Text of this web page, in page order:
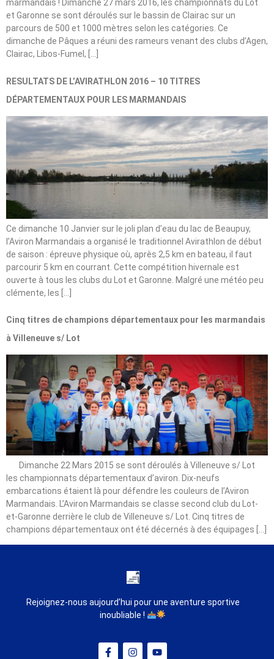
marmandais ! Dimanche 27 mars 2016, les championnats du Lot
et Garonne se sont déroulés sur le bassin de Clairac sur un
parcours de 500 et 1000 mètres selon les catégories. Ce
dimanche de Pâques a réuni des rameurs venant des clubs d’Agen,
Clairac, Libos-Fumel, […]
RESULTATS DE L’AVIRATHLON 2016 – 10 TITRES
DÉPARTEMENTAUX POUR LES MARMANDAIS
Ce dimanche 10 Janvier sur le joli plan d’eau du lac de Beaupuy,
l’Aviron Marmandais a organisé le traditionnel Avirathlon de début
de saison : épreuve physique où, après 2,5 km en bateau, il faut
parcourir 5 km en courrant. Cette compétition hivernale est
ouverte à tous les clubs du Lot et Garonne. Malgré une météo peu
clémente, les […]
Cinq titres de champions départementaux pour les marmandais
à Villeneuve s/ Lot
Dimanche 22 Mars 2015 se sont déroulés à Villeneuve s/ Lot
les championnats départementaux d’aviron. Dix-neufs
embarcations étaient là pour défendre les couleurs de l’Aviron
Marmandais. L’Aviron Marmandais se classe second club du Lot-
et-Garonne derrière le club de Villeneuve s/ Lot. Cinq titres de
champions départementaux ont été décernés à des équipages […]
Rejoignez-nous aujourd’hui pour une aventure sportive
inoubliable !